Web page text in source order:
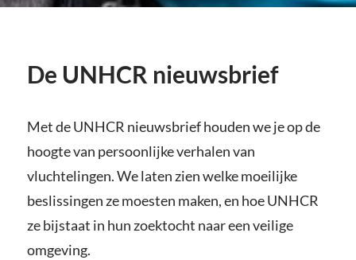
De UNHCR nieuwsbrief
Met de UNHCR nieuwsbrief houden we je op de
hoogte van persoonlijke verhalen van
vluchtelingen. We laten zien welke moeilijke
beslissingen ze moesten maken, en hoe UNHCR
ze bijstaat in hun zoektocht naar een veilige
omgeving.